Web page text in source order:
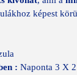
képest
: Naponta 3 X